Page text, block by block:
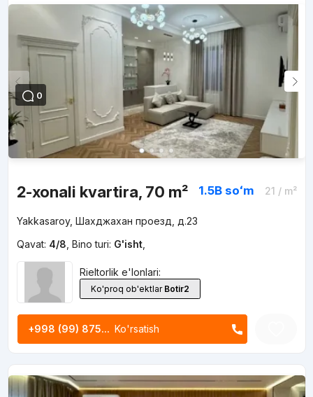
0
2-xonali kvartira, 70 m² 1.5B soʻm 21 / m²
Yakkasaroy, Шахджахан проезд, д.23
Qavat: 4/8 Bino turi: G'isht,
Rieltorlik e'lonlari:
Ko'proq ob'ektlar Botir2
+998 (99) 875... Ko'rsatish